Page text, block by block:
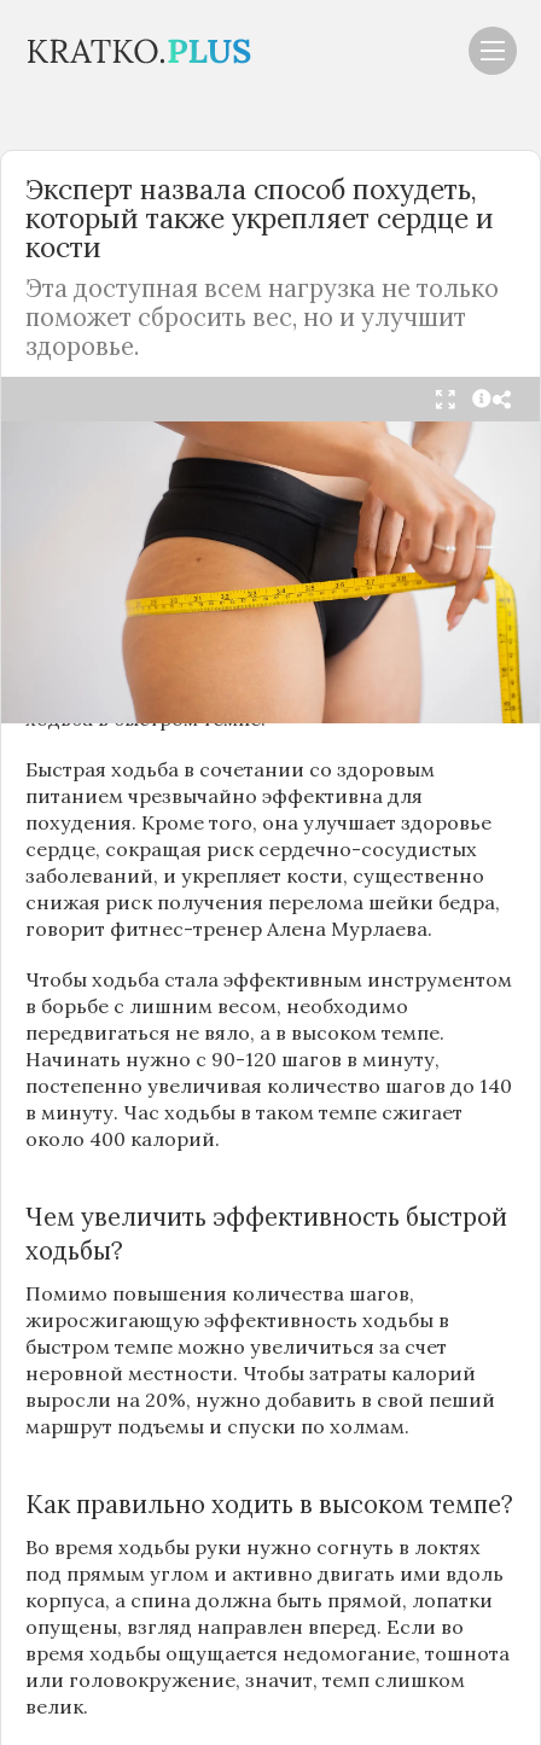
Эксперт назвала способ похудеть,
который также укрепляет сердце и
кости
Эта доступная всем нагрузка не только
поможет сбросить вес, но и улучшит
здоровье.
Читать в Telegram
Даже очень далекие от спорта люди могут
эффективно сбрасывать лишний вес с помощью
этого вида физической активности.
Секретным оружием для избавления от
ненавистных килограммов, а также прекрасной
альтернативой бегу и другим видам активности,
направленным на сжигание жира, может стать
ходьба в быстром темпе.
Быстрая ходьба в сочетании со здоровым
питанием чрезвычайно эффективна для
похудения. Кроме того, она улучшает здоровье
сердце, сокращая риск сердечно-сосудистых
заболеваний, и укрепляет кости, существенно
снижая риск получения перелома шейки бедра,
говорит фитнес-тренер Алена Мурлаева.
Чтобы ходьба стала эффективным инструментом
в борьбе с лишним весом, необходимо
передвигаться не вяло, а в высоком темпе.
Начинать нужно с 90-120 шагов в минуту,
постепенно увеличивая количество шагов до 140
в минуту. Час ходьбы в таком темпе сжигает
около 400 калорий.
Чем увеличить эффективность быстрой
ходьбы?
Помимо повышения количества шагов,
жиросжигающую эффективность ходьбы в
быстром темпе можно увеличиться за счет
неровной местности. Чтобы затраты калорий
выросли на 20%, нужно добавить в свой пеший
маршрут подъемы и спуски по холмам.
Как правильно ходить в высоком темпе?
Во время ходьбы руки нужно согнуть в локтях
под прямым углом и активно двигать ими вдоль
корпуса, а спина должна быть прямой, лопатки
опущены, взгляд направлен вперед. Если во
время ходьбы ощущается недомогание, тошнота
или головокружение, значит, темп слишком
велик.